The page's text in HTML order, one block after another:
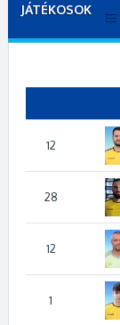
JÁTÉKOSOK
12
28
12
1